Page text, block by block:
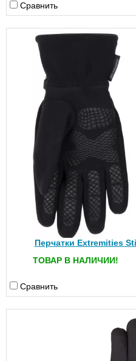
Сравнить
Перчатки Extremities
ТОВАР В НАЛИЧИИ!
Сравнить